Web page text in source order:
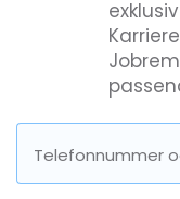
Telefonnummer